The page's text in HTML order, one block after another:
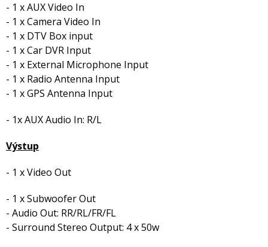
- 1 x AUX Video In
- 1 x Camera Video In
- 1 x DTV Box input
- 1 x Car DVR Input
- 1 x External Microphone Input
- 1 x Radio Antenna Input
- 1 x GPS Antenna Input
- 1x AUX Audio In: R/L
Výstup
- 1 x Video Out
- 1 x Subwoofer Out
- Audio Out: RR/RL/FR/FL
- Surround Stereo Output: 4 x 50w